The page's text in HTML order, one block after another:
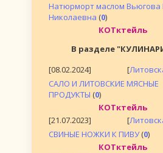
Натюрморт маслом Вьюгова
Николаевна (0)
КОТктейль
В разделе
[08.02.2024]
[
САЛО И ЛИТОВСКИЕ МЯСНЫЕ
ПРОДУКТЫ (0)
КОТктейль
[21.07.2023]
[
СВИНЫЕ НОЖКИ К ПИВУ (0)
КОТктейль